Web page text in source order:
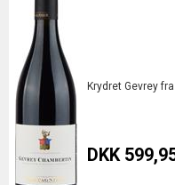
Krydret Gevrey
DKK